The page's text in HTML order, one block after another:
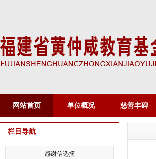
网站首页 单位概况 慈善丰碑
栏目导航
感谢信选摘